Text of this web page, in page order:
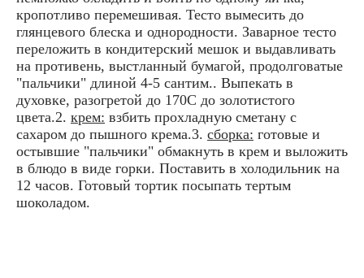
кропотливо перемешивая. Тесто вымесить до
глянцевого блеска и однородности. Заварное тесто
переложить в кондитерский мешок и выдавливать
на противень, выстланный бумагой, продолговатые
"пальчики" длиной 4-5 сантим.. Выпекать в
духовке, разогретой до 170С до золотистого
цвета.2. крем: взбить прохладную сметану с
сахаром до пышного крема.3. сборка: готовые и
остывшие "пальчики" обмакнуть в крем и выложить
в блюдо в виде горки. Поставить в холодильник на
12 часов. Готовый тортик посыпать тертым
шоколадом.